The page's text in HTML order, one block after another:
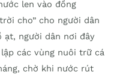
len vào đồng
cho” cho người dân
ạt, người dân nơi đây
các vùng nuôi trữ cá
chờ khi nước rút